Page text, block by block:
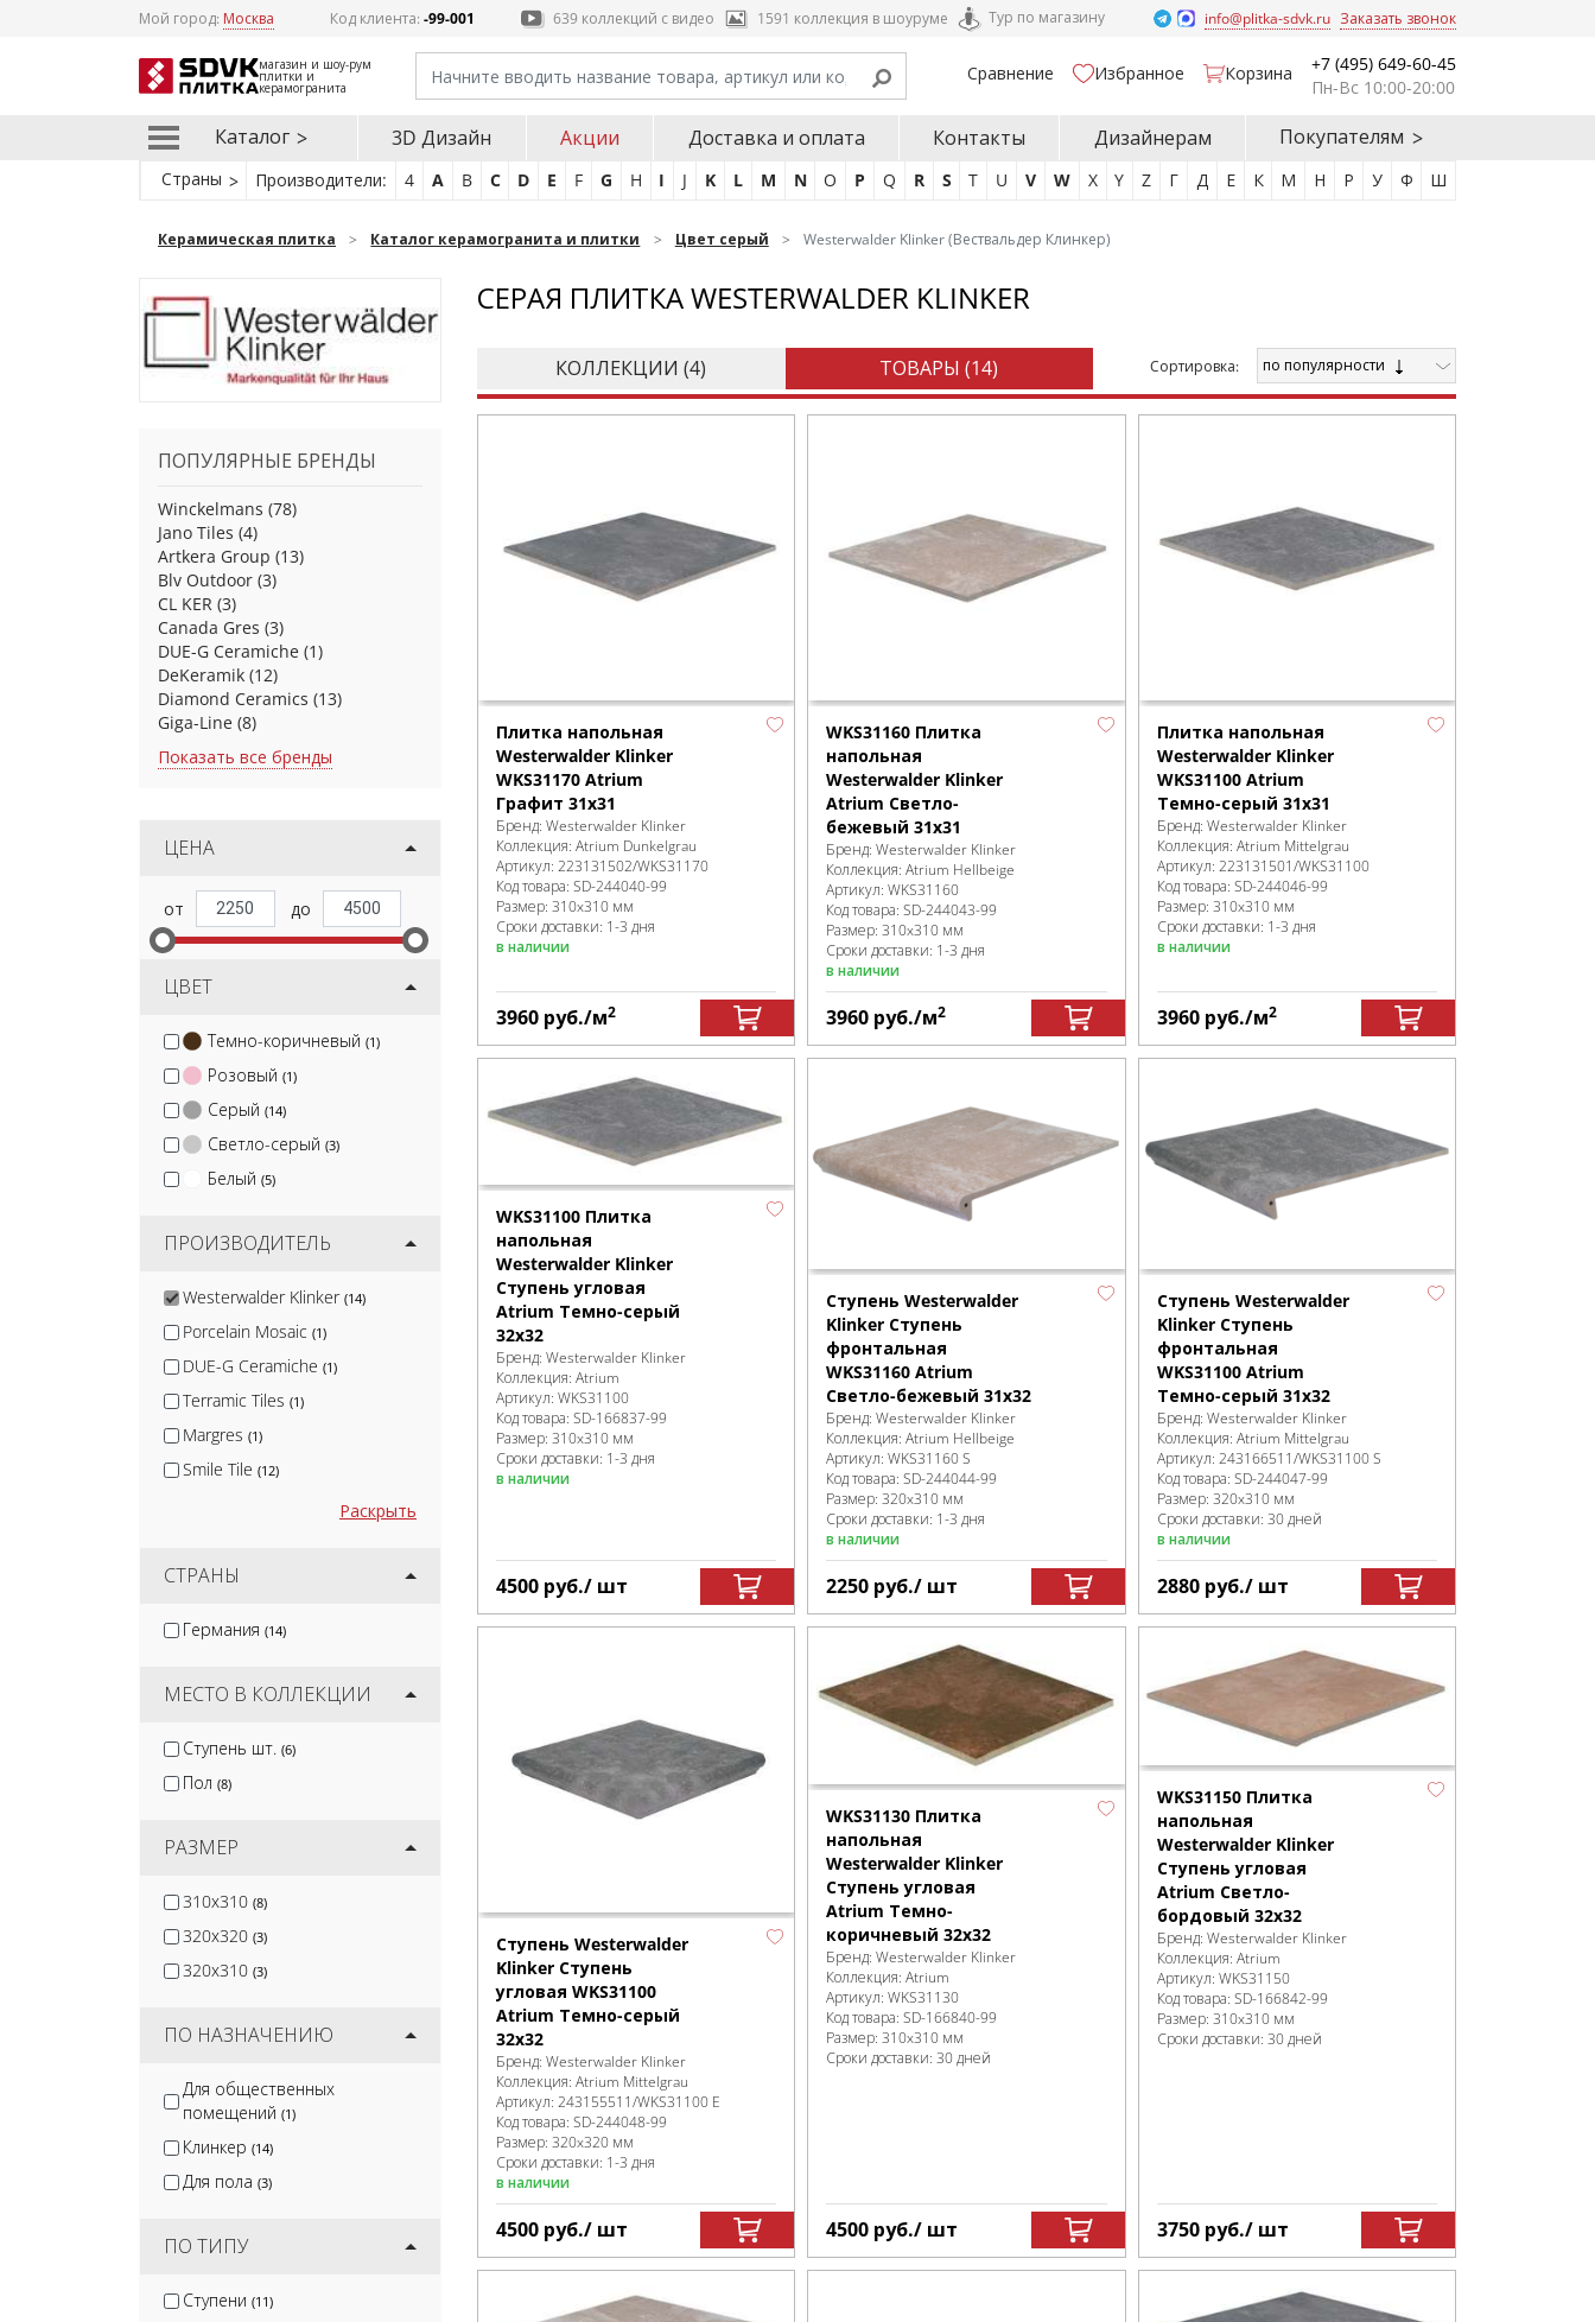
Мой город: Москва Код клиента: -99-001 639 коллекций с видео 1591 коллекция в шоуруме Тур по магазину info@plitka-sdvk.ru Заказать звонок
магазин и шоу-рум
плитки и
керамогранита
Сравнение Избранное Корзина
+7 (495) 649-60-45
Пн-Вс 10:00-20:00
Каталог 3D Дизайн Акции Доставка и оплата Контакты Дизайнерам Покупателям
Страны Производители: 4 A B C D E F G H I J K L M N O P Q R S T U V W X Y Z Г Д Е К М Н Р У Ф Ш
Керамическая плитка Каталог керамогранита и плитки Цвет серый Westerwalder Klinker (Вествальдер Клинкер)
ПОПУЛЯРНЫЕ БРЕНДЫ
Winckelmans (78)
Jano Tiles (4)
Artkera Group (13)
Blv Outdoor (3)
CL KER (3)
Canada Gres (3)
DUE-G Ceramiche (1)
DeKeramik (12)
Diamond Ceramics (13)
Giga-Line (8)
Показать все бренды
ЦЕНА
ЦВЕТ
Темно-коричневый (1)
Розовый (1)
Серый (14)
Светло-серый (3)
Белый (5)
ПРОИЗВОДИТЕЛЬ
Westerwalder Klinker (14)
Porcelain Mosaic (1)
DUE-G Ceramiche (1)
Terramic Tiles (1)
Margres (1)
Smile Tile (12)
Arcadia Ceramica
Terramatic(18)
Раскрыть
СТРАНЫ
Германия (14)
МЕСТО В КОЛЛЕКЦИИ
Ступень шт. (6)
Пол (8)
РАЗМЕР
310x310 (8)
320x320 (3)
320x310 (3)
ПО НАЗНАЧЕНИЮ
Для общественных
помещений (1)
Клинкер (14)
Для пола (3)
ПО ТИПУ
Ступени (11)
СЕРАЯ ПЛИТКА WESTERWALDER KLINKER
КОЛЛЕКЦИИ (4) ТОВАРЫ (14) Cортировка: по популярности
Плитка напольная
Westerwalder Klinker
WKS31170 Atrium
Графит 31x31
Бренд: Westerwalder Klinker
Коллекция: Atrium Dunkelgrau
Артикул: 223131502/WKS31170
Код товара: SD-244040-99
Размер: 310x310 мм
Сроки доставки: 1-3 дня
в наличии
3960 руб./м2
WKS31160 Плитка
напольная
Westerwalder Klinker
Atrium Светло-
бежевый 31x31
Бренд:Westerwalder Klinker
Коллекция:Atrium Hellbeige
Артикул:WKS31160
Код товара:SD-244043-99
Размер:310x310 мм
Сроки доставки: 1-3 дня
в наличии
3960 руб./м2
Плитка напольная
Westerwalder Klinker
WKS31100 Atrium
Темно-серый 31x31
Бренд: Westerwalder Klinker
Коллекция: Atrium Mittelgrau
Артикул: 223131501/WKS31100
Код товара: SD-244046-99
Размер: 310x310 мм
Сроки доставки: 1-3 дня
в наличии
3960 руб./м2
WKS31100 Плитка
напольная
Westerwalder Klinker
Ступень угловая
Atrium Темно-серый
32x32
Бренд: Westerwalder Klinker
Коллекция: Atrium
Артикул: WKS31100
Код товара: SD-166837-99
Размер: 310x310 мм
Сроки доставки: 1-3 дня
в наличии
4500 руб./ шт
Ступень Westerwalder
Klinker Ступень
фронтальная
WKS31160 Atrium
Светло-бежевый 31х32
Бренд:Westerwalder Klinker
Коллекция:Atrium Hellbeige
Артикул:WKS31160 S
Код товара:SD-244044-99
Размер:320x310 мм
Сроки доставки: 1-3 дня
в наличии
2250 руб./ шт
Ступень Westerwalder
Klinker Ступень
фронтальная
WKS31100 Atrium
Темно-серый 31х32
Бренд: Westerwalder Klinker
Коллекция: Atrium Mittelgrau
Артикул: 243166511/WKS31100 S
Код товара: SD-244047-99
Размер: 320x310 мм
Сроки доставки: 30 дней
в наличии
2880 руб./ шт
Ступень Westerwalder
Klinker Ступень
угловая WKS31100
Atrium Темно-серый
32x32
Бренд: Westerwalder Klinker
Коллекция: Atrium Mittelgrau
Артикул: 243155511/WKS31100 E
Код товара: SD-244048-99
Размер: 320x320 мм
Сроки доставки: 1-3 дня
в наличии
4500 руб./ шт
WKS31130 Плитка
напольная
Westerwalder Klinker
Ступень угловая
Atrium Темно-
коричневый 32x32
Бренд:Westerwalder Klinker
Коллекция:Atrium
Артикул:WKS31130
Код товара:SD-166840-99
Размер:310x310 мм
Сроки доставки: 30 дней
4500 руб./ шт
WKS31150 Плитка
напольная
Westerwalder Klinker
Ступень угловая
Atrium Светло-
бордовый 32x32
Бренд: Westerwalder Klinker
Коллекция: Atrium
Артикул: WKS31150
Код товара: SD-166842-99
Размер: 310x310 мм
Сроки доставки: 30 дней
3750 руб./ шт